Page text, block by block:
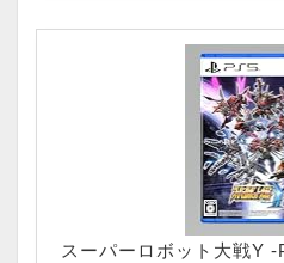
スーパーロボット大戦Y -